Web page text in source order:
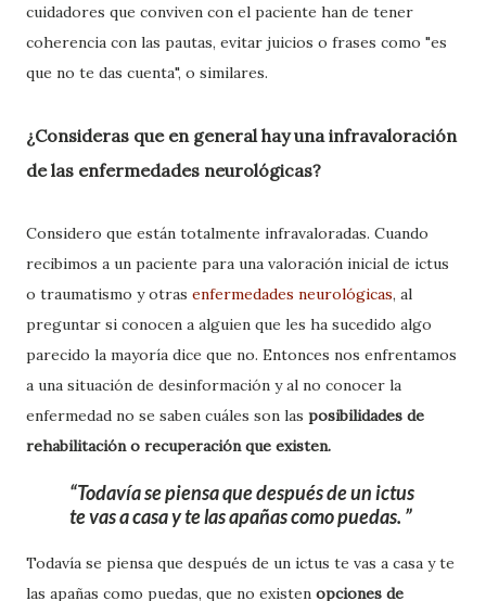
cuidadores que conviven con el paciente han de tener
coherencia con las pautas, evitar juicios o frases como "es
que no te das cuenta", o similares.
¿Consideras que en general hay una infravaloración
de las enfermedades neurológicas?
Considero que están totalmente infravaloradas. Cuando
recibimos a un paciente para una valoración inicial de ictus
o traumatismo y otras enfermedades neurológicas, al
preguntar si conocen a alguien que les ha sucedido algo
parecido la mayoría dice que no. Entonces nos enfrentamos
a una situación de desinformación y al no conocer la
enfermedad no se saben cuáles son las posibilidades de
rehabilitación o recuperación que existen.
Todavía se piensa que después de un ictus
te vas a casa y te las apañas como puedas.
Todavía se piensa que después de un ictus te vas a casa y te
las apañas como puedas, que no existen opciones de